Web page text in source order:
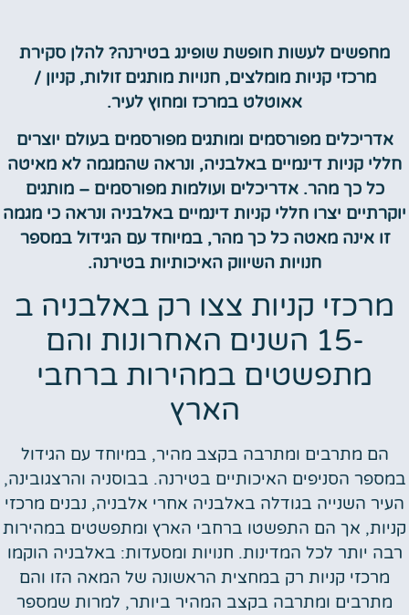
מחפשים לעשות חופשת שופינג בטירנה? להלן סקירת
מרכזי קניות מומלצים, חנויות מותגים זולות, קניון /
אאוטלט במרכז ומחוץ לעיר.
אדריכלים מפורסמים ומותגים מפורסמים בעולם יוצרים
חללי קניות דינמיים באלבניה, ונראה שהמגמה לא מאיטה
כל כך מהר. אדריכלים ועולמות מפורסמים – מותגים
יוקרתיים יצרו חללי קניות דינמיים באלבניה ונראה כי מגמה
זו אינה מאטה כל כך מהר, במיוחד עם הגידול במספר
חנויות השיווק האיכותיות בטירנה.
מרכזי קניות צצו רק באלבניה ב
-15 השנים האחרונות והם
מתפשטים במהירות ברחבי
הארץ
הם מתרבים ומתרבה בקצב מהיר, במיוחד עם הגידול
במספר הסניפים האיכותיים בטירנה. בבוסניה והרצגובינה,
העיר השנייה בגודלה באלבניה אחרי אלבניה, נבנים מרכזי
קניות, אך הם התפשטו ברחבי הארץ ומתפשטים במהירות
רבה יותר לכל המדינות. חנויות ומסעדות: באלבניה הוקמו
מרכזי קניות רק במחצית הראשונה של המאה הזו והם
מתרבים ומתרבה בקצב המהיר ביותר, למרות שמספר